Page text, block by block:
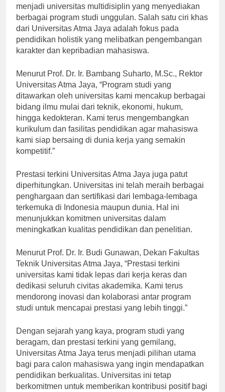
menjadi universitas multidisiplin yang menyediakan
berbagai program studi unggulan. Salah satu ciri khas
dari Universitas Atma Jaya adalah fokus pada
pendidikan holistik yang melibatkan pengembangan
karakter dan kepribadian mahasiswa.
Menurut Prof. Dr. Ir. Bambang Suharto, M.Sc., Rektor
Universitas Atma Jaya, “Program studi yang
ditawarkan oleh universitas kami mencakup berbagai
bidang ilmu mulai dari teknik, ekonomi, hukum,
hingga kedokteran. Kami terus mengembangkan
kurikulum dan fasilitas pendidikan agar mahasiswa
kami siap bersaing di dunia kerja yang semakin
kompetitif.”
Prestasi terkini Universitas Atma Jaya juga patut
diperhitungkan. Universitas ini telah meraih berbagai
penghargaan dan sertifikasi dari lembaga-lembaga
terkemuka di Indonesia maupun dunia. Hal ini
menunjukkan komitmen universitas dalam
meningkatkan kualitas pendidikan dan penelitian.
Menurut Prof. Dr. Ir. Budi Gunawan, Dekan Fakultas
Teknik Universitas Atma Jaya, “Prestasi terkini
universitas kami tidak lepas dari kerja keras dan
dedikasi seluruh civitas akademika. Kami terus
mendorong inovasi dan kolaborasi antar program
studi untuk mencapai prestasi yang lebih tinggi.”
Dengan sejarah yang kaya, program studi yang
beragam, dan prestasi terkini yang gemilang,
Universitas Atma Jaya terus menjadi pilihan utama
bagi para calon mahasiswa yang ingin mendapatkan
pendidikan berkualitas. Universitas ini tetap
berkomitmen untuk memberikan kontribusi positif bagi